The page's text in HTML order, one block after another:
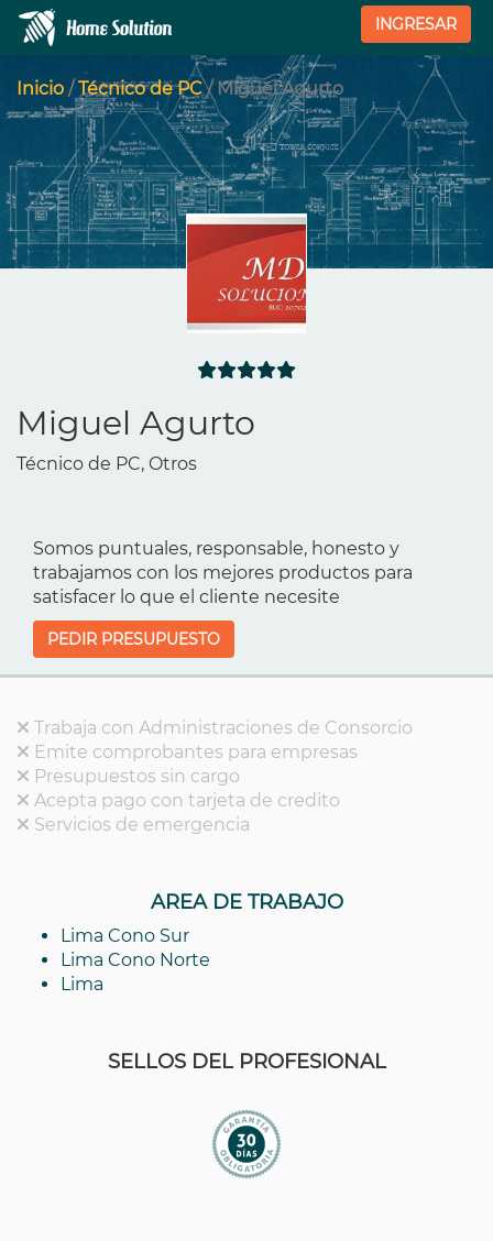
INGRESAR
Inicio /Técnico de PC/ Miguel Agurto
Miguel Agurto
Técnico de PC, Otros
Somos puntuales, responsable, honesto y
trabajamos con los mejores productos para
satisfacer lo que el cliente necesite
PEDIR PRESUPUESTO
Trabaja con Administraciones de Consorcio
Emite comprobantes para empresas
Presupuestos sin cargo
Acepta pago con tarjeta de credito
Servicios de emergencia
AREA DE TRABAJO
Lima Cono Sur
Lima Cono Norte
Lima
SELLOS DEL PROFESIONAL